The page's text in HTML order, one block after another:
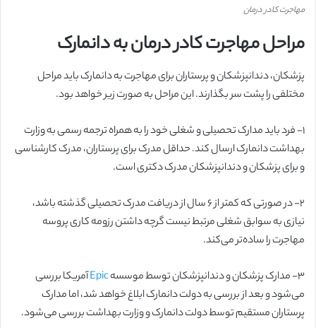
مهاجرت کادر درمان
مراحل مهاجرت کادر درمان به دانمارک
پزشکان، دندانپزشکان و پرستاران برای مهاجرت به دانمارک باید مراحل
مختلفی را پشت سر بگذارند. این مراحل به صورت زیر خواهد بود.
۱- فرد باید مدارک تحصیلی و شغلی خود را به همراه ترجمه رسمی به وزارت
بهداشت دانمارک ارسال کند. حداقل مدرک برای پرستاران، مدرک کارشناسی
و برای پزشکان و دندانپزشکان مدرک دکتری است.
۲- در صورتی که کمتر از ۶ سال از دریافت مدرک تحصیلی گذشته باشد،
نیازی به سوابق شغلی مرتبط نیست گرچه داشتن رزومه کاری پروسه
مهاجرت را ساده‌تر می‌کند.
۳- مدارک پزشکان و دندانپزشکان توسط موسسه Epicآمریکا بررسی
می‌شود و بعد از بررسی به دولت دانمارک ابلاغ خواهد شد، اما مدارک
پرستاران مستقیم توسط دولت دانمارک و وزارت بهداشت بررسی می‌شود.